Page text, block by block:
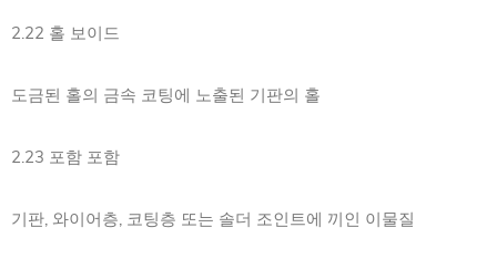
2.22 홀 보이드
도금된 홀의 금속 코팅에 노출된 기판의 홀
2.23 포함 포함
기판, 와이어층, 코팅층 또는 솔더 조인트에 끼인 이물질